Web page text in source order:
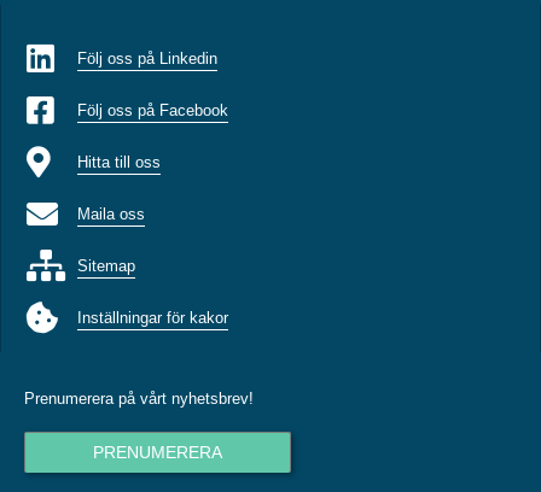
Följ oss på Linkedin
Följ oss på Facebook
Hitta till oss
Maila oss
Sitemap
Inställningar för kakor
Prenumerera på vårt nyhetsbrev!
PRENUMERERA